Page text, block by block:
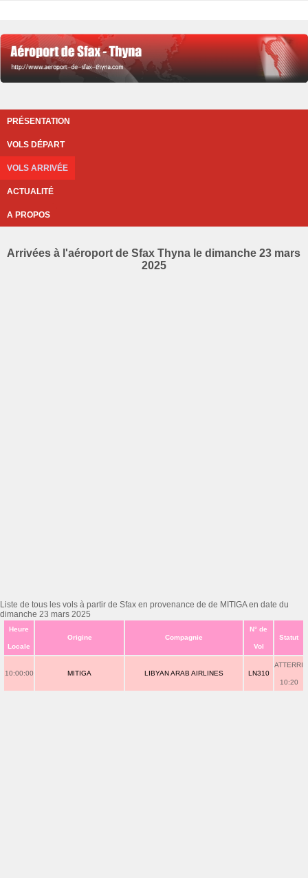
PRÉSENTATION
VOLS DÉPART
VOLS ARRIVÉE
ACTUALITÉ
A PROPOS
Arrivées à l'aéroport de Sfax Thyna le dimanche 23 mars
2025
Liste de tous les vols à partir de Sfax en provenance de de MITIGA en date du
dimanche 23 mars 2025
Heure
Locale
Origine Compagnie
N° de
Vol
Statut
10:00:00 MITIGA LIBYAN ARAB AIRLINES LN310
ATTERRI
10:20